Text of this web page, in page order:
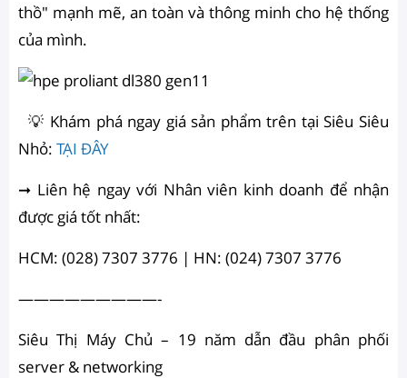
thồ" mạnh mẽ, an toàn và thông minh cho hệ thống
của mình.
💡 Khám phá ngay giá sản phẩm trên tại Siêu Siêu
Nhỏ: TẠI ĐÂY
➞ Liên hệ ngay với Nhân viên kinh doanh để nhận
được giá tốt nhất:
HCM: (028) 7307 3776 | HN: (024) 7307 3776
—————————-
Siêu Thị Máy Chủ – 19 năm dẫn đầu phân phối
server & networking